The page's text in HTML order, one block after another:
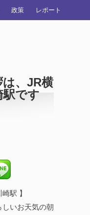
政策 レポート
、JR横
駅です
駅 】
いお天気の朝